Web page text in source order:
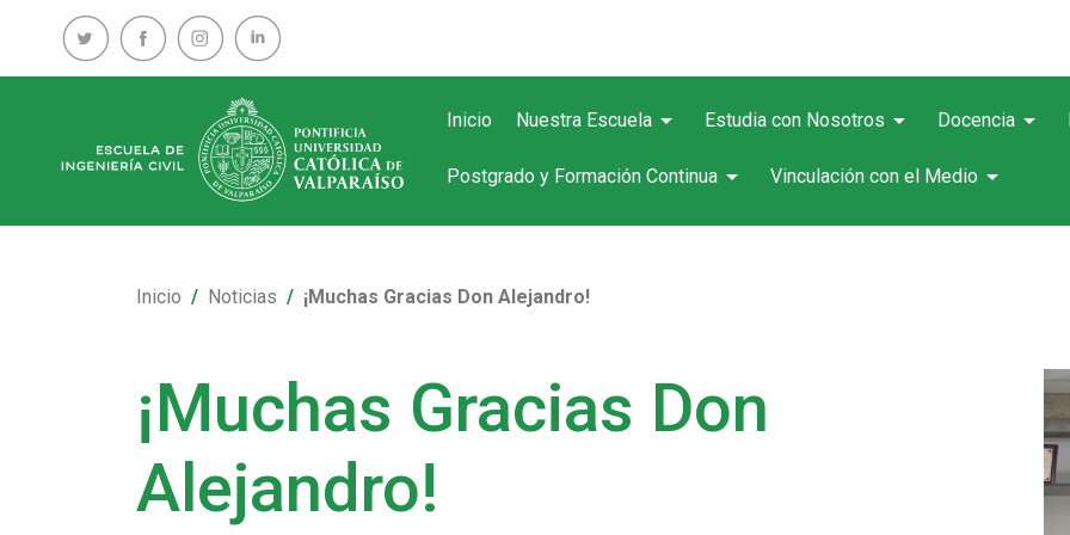
Inicio Nuestra Escuela arrow_drop_down Estudia con Nosotros arrow_drop_down Docencia arrow_drop_down
Postgrado y Formación Continua arrow_drop_down Vinculación con el Medio arrow_drop_down
Inicio Noticias ¡Muchas Gracias Don Alejandro!
¡Muchas Gracias Don
Alejandro!